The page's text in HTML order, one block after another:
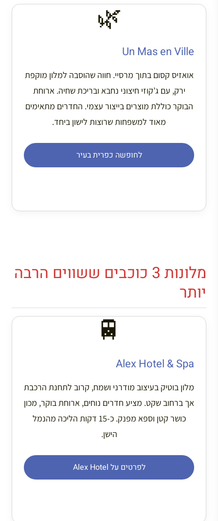
🌿
Un Mas en Ville
אואזיס קסום בתוך מרסיי. חווה שהוסבה למלון מוקפת
ירק, עם ג’קוזי חיצוני נחבא ובריכת שחיה. ארוחת
הבוקר כוללת מוצרים בייצור עצמי. החדרים מתאימים
מאוד למשפחות שרוצות לישון ביחד.
לחופשה כפרית בעיר
מלונות 3 כוכבים ששווים הרבה
יותר
🚆
Alex Hotel & Spa
מלון בוטיק בעיצוב מודרני ושמח, קרוב לתחנת הרכבת
אך ברחוב שקט. מציע חדרים נוחים, ארוחת בוקר, מכון
כושר קטן וספא מפנק. כ-15 דקות הליכה מהנמל
הישן.
לפרטים על Alex Hotel